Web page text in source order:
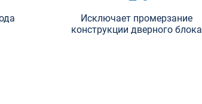
Исключает промерзание
конструкции дверного блока